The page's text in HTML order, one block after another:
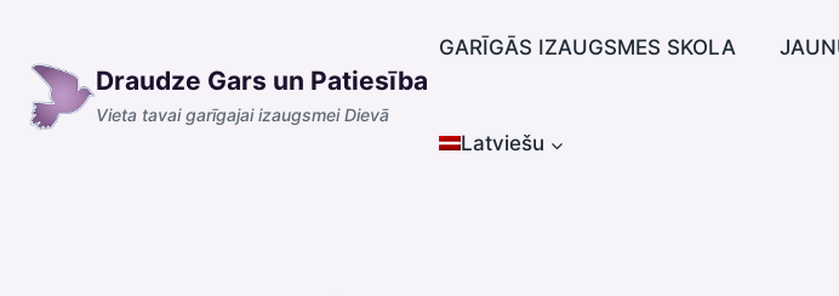
content
Draudze Gars un Patiesība
Vieta tavai garīgajai izaugsmei Dievā
GARĪGĀS IZAUGSMES SKOLA
Latviešu